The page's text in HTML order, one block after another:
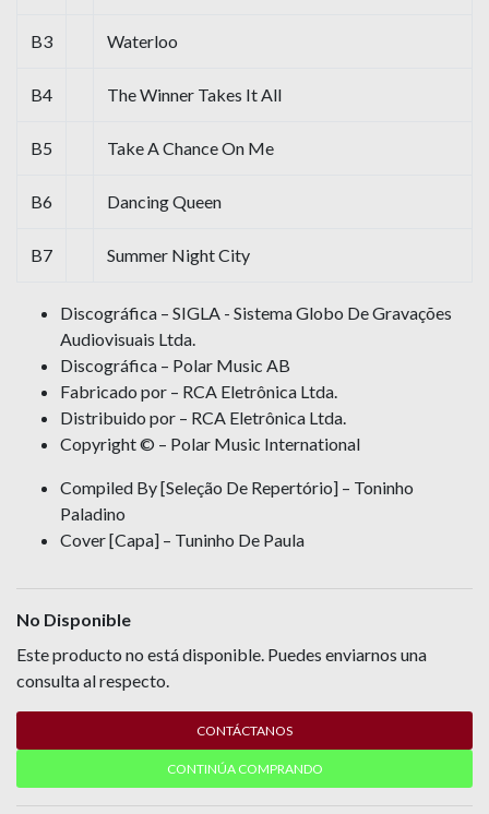
B3 Waterloo
B4 The Winner Takes It All
B5 Take A Chance On Me
B6 Dancing Queen
B7 Summer Night City
Discográfica – SIGLA - Sistema Globo De Gravações
Audiovisuais Ltda.
Discográfica – Polar Music AB
Fabricado por – RCA Eletrônica Ltda.
Distribuido por – RCA Eletrônica Ltda.
Copyright © – Polar Music International
Compiled By [Seleção De Repertório] – Toninho
Paladino
Cover [Capa] – Tuninho De Paula
No Disponible
Este producto no está disponible. Puedes enviarnos una
consulta al respecto.
CONTÁCTANOS
CONTINÚA COMPRANDO